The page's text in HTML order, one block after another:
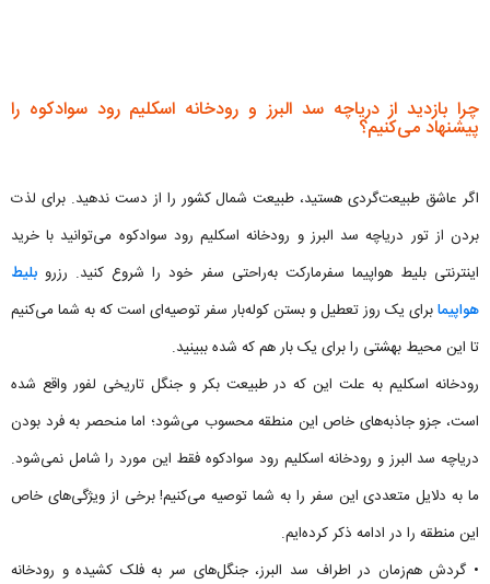
چرا بازدید از دریاچه سد البرز و رودخانه اسکلیم رود سوادکوه را
پیشنهاد می‌کنیم؟
اگر عاشق طبیعت‌گردی هستید، طبیعت شمال کشور را از دست ندهید. برای لذت
بردن از تور دریاچه سد البرز و رودخانه اسکلیم رود سوادکوه می‌توانید با خرید
اینترنتی بلیط هواپیما سفرمارکت به‌راحتی سفر خود را شروع کنید. رزرو بلیط
هواپیمابرای یک روز تعطیل و بستن کوله‌بار سفر توصیه‌ای است که به شما می‌کنیم
تا این محیط بهشتی را برای یک بار هم که شده ببینید.
رودخانه اسکلیم به علت این که در طبیعت بکر و جنگل تاریخی لفور واقع شده
است، جزو جاذبه‌های خاص این منطقه محسوب می‌شود؛ اما منحصر به فرد بودن
دریاچه سد البرز و رودخانه اسکلیم رود سوادکوه فقط این مورد را شامل نمی‌شود.
ما به دلایل متعددی این سفر را به شما توصیه می‌کنیم! برخی از ویژگی‌های خاص
این منطقه را در ادامه ذکر کرده‌ایم.
• گردش هم‌زمان در اطراف سد البرز، جنگل‌های سر به فلک کشیده و رودخانه